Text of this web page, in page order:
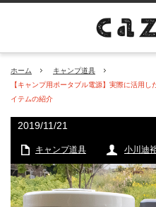
ホーム
キャンプ道具
【キャンプ用ポータブル電源】実際に活用
イテムの紹介
2019/11/21
キャンプ道具 小川迪